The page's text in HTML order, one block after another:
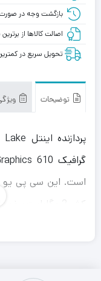
بازگشت وجه در
اصالت کالاها از برترین
تحویل سریع در
توضیحات